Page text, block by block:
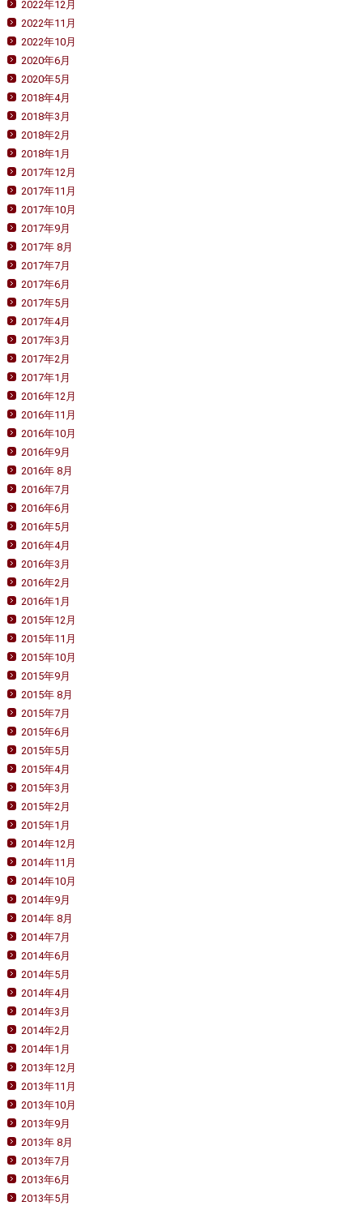
2022年12月
2022年11月
2022年10月
2020年6月
2020年5月
2018年4月
2018年3月
2018年2月
2018年1月
2017年12月
2017年11月
2017年10月
2017年9月
2017年 8月
2017年7月
2017年6月
2017年5月
2017年4月
2017年3月
2017年2月
2017年1月
2016年12月
2016年11月
2016年10月
2016年9月
2016年 8月
2016年7月
2016年6月
2016年5月
2016年4月
2016年3月
2016年2月
2016年1月
2015年12月
2015年11月
2015年10月
2015年9月
2015年 8月
2015年7月
2015年6月
2015年5月
2015年4月
2015年3月
2015年2月
2015年1月
2014年12月
2014年11月
2014年10月
2014年9月
2014年 8月
2014年7月
2014年6月
2014年5月
2014年4月
2014年3月
2014年2月
2014年1月
2013年12月
2013年11月
2013年10月
2013年9月
2013年 8月
2013年7月
2013年6月
2013年5月